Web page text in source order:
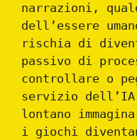
narrazioni,
dell’essere
rischia di
passivo di
controllare o
servizio
lontano
i giochi